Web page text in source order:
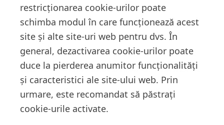
restricționarea cookie-urilor poate
schimba modul în care funcționează acest
site și alte site-uri web pentru dvs. În
general, dezactivarea cookie-urilor poate
duce la pierderea anumitor funcționalități
și caracteristici ale site-ului web. Prin
urmare, este recomandat să păstrați
cookie-urile activate.